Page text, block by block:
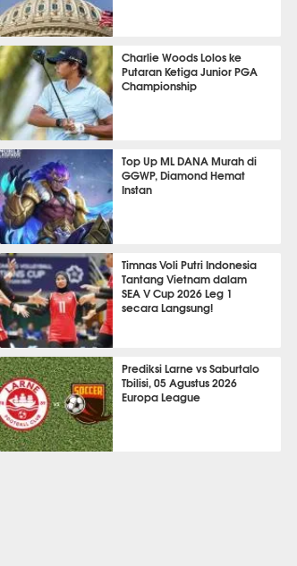
TINJU
Charlie Woods Lolos ke
Putaran Ketiga Junior PGA
Championship
GOLF
Top Up ML DANA Murah di
GGWP, Diamond Hemat
Instan
ESPORTS
Timnas Voli Putri Indonesia
Tantang Vietnam dalam
SEA V Cup 2026 Leg 1
secara Langsung!
OLAHRAGA LAIN
Prediksi Larne vs Saburtalo
Tbilisi, 05 Agustus 2026
Europa League